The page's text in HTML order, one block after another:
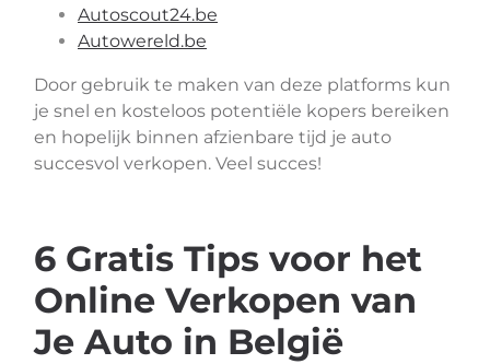
Autoscout24.be
Autowereld.be
Door gebruik te maken van deze platforms kun
je snel en kosteloos potentiële kopers bereiken
en hopelijk binnen afzienbare tijd je auto
succesvol verkopen. Veel succes!
6 Gratis Tips voor het
Online Verkopen van
Je Auto in België